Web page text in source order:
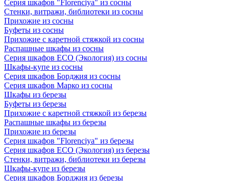
Серия шкафов "Florenciya" из сосны
Стенки, витражи, библиотеки из сосны
Прихожие из сосны
Буфеты из сосны
Прихожие с каретной стяжкой из сосны
Распашные шкафы из сосны
Серия шкафов ECO (Экология) из сосны
Шкафы-купе из сосны
Серия шкафов Борджия из сосны
Серия шкафов Марко из сосны
Шкафы из березы
Буфеты из березы
Прихожие с каретной стяжкой из березы
Распашные шкафы из березы
Прихожие из березы
Серия шкафов "Florenciya" из березы
Серия шкафов ECO (Экология) из березы
Стенки, витражи, библиотеки из березы
Шкафы-купе из березы
Серия шкафов Борджия из березы